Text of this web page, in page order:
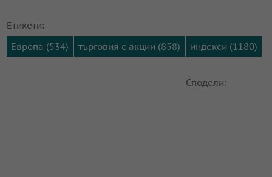
Етикети:
Европа (534)
търговия с акции (858) индекси (1180)
Сподели: